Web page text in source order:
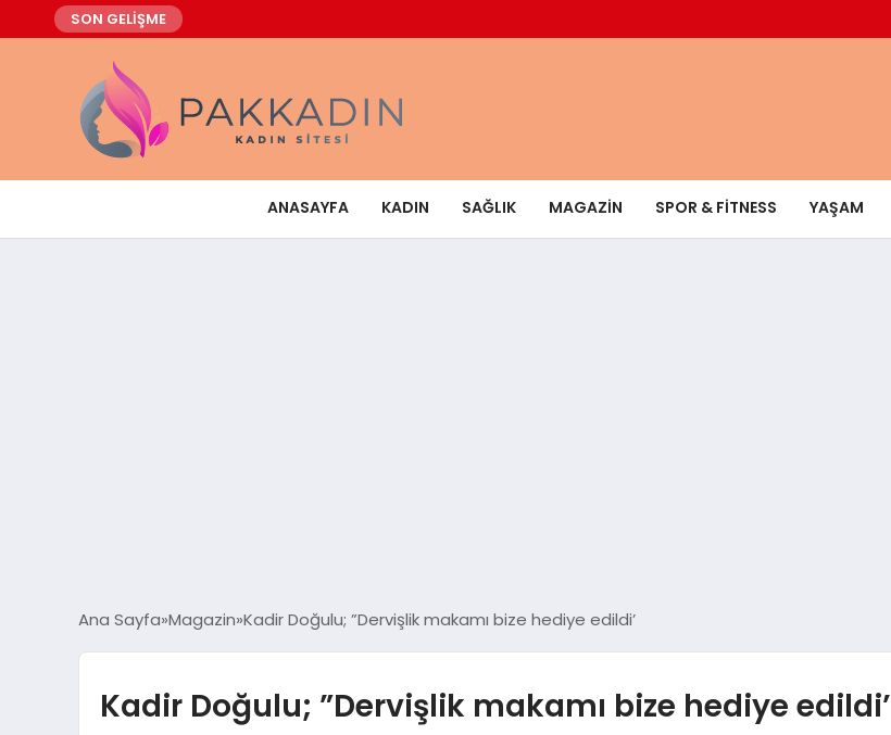
SON GELİŞME
ANASAYFA KADIN SAĞLIK MAGAZIN SPOR & FITNESS YAŞAM
Ana Sayfa Magazin Kadir Doğulu; ”Dervişlik makamı bize hediye edildi’
Kadir Doğulu; ”Dervişlik makamı bize hediye edildi’